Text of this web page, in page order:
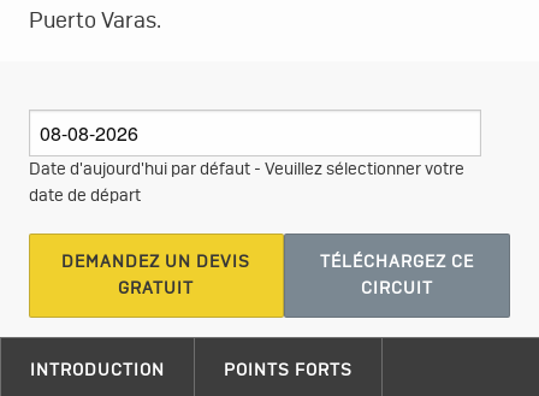
Puerto Varas.
Date d'aujourd'hui par défaut - Veuillez sélectionner votre
date de départ
DEMANDEZ UN DEVIS
GRATUIT
TÉLÉCHARGEZ CE
CIRCUIT
INTRODUCTION POINTS FORTS